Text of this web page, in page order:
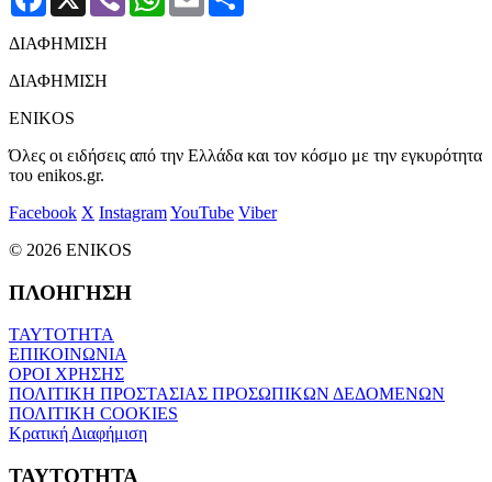
ΔΙΑΦΗΜΙΣΗ
ΔΙΑΦΗΜΙΣΗ
ENIKOS
Όλες οι ειδήσεις από την Ελλάδα και τον κόσμο με την εγκυρότητα
του enikos.gr.
Facebook X InstagramYouTube Viber
© 2026 ENIKOS
ΠΛΟΗΓΗΣΗ
ΤΑΥΤΟΤΗΤΑ
ΕΠΙΚΟΙΝΩΝΙΑ
ΟΡΟΙ ΧΡΗΣΗΣ
ΠΟΛΙΤΙΚΗ ΠΡΟΣΤΑΣΙΑΣ ΠΡΟΣΩΠΙΚΩΝ ΔΕΔΟΜΕΝΩΝ
ΠΟΛΙΤΙΚΗ COOKIES
Κρατική Διαφήμιση
ΤΑΥΤΟΤΗΤΑ